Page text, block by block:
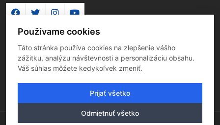
Používame cookies
Táto stránka používa cookies na zlepšenie vášho
zážitku, analýzu návštevnosti a personalizáciu obsahu.
Váš súhlas môžete kedykoľvek zmeniť.
Prijať všetko
Odmietnuť všetko